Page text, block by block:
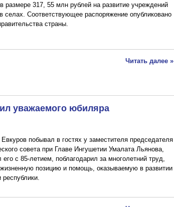
размере 317, 55 млн рублей на развитие учреждений
селах. Соответствующее распоряжение опубликовано
страны.
Читать далее »
уважаемого юбиляра
побывал в гостях у заместителя председателя
совета при Главе Ингушетии Умалата Льянова,
его с 85-летием, поблагодарил за многолетний труд,
позицию и помощь, оказываемую в развитии
республики.